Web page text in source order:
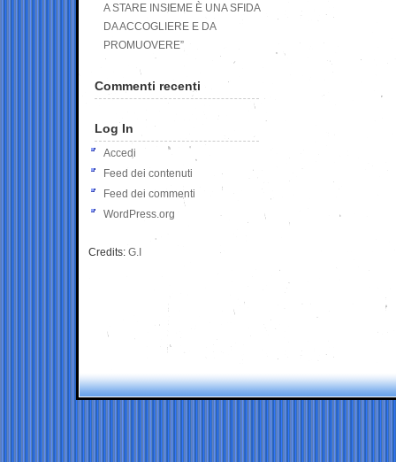
A STARE INSIEME È UNA SFIDA
DA ACCOGLIERE E DA
PROMUOVERE”
Commenti recenti
Log In
Accedi
Feed dei contenuti
Feed dei commenti
WordPress.org
Credits: G.I